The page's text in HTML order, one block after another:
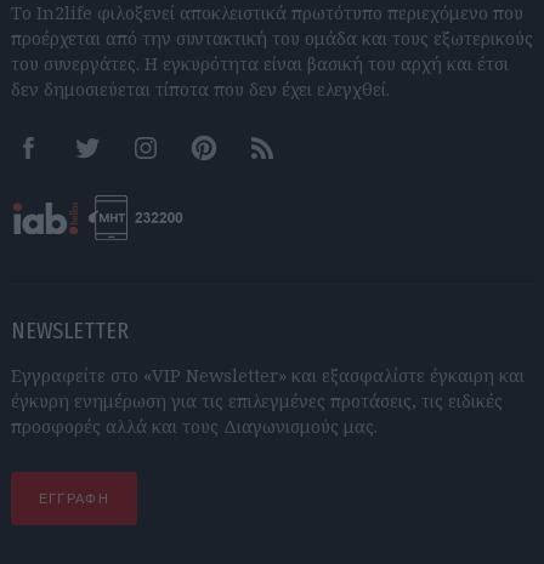
Το In2life φιλοξενεί αποκλειστικά πρωτότυπο περιεχόμενο που
προέρχεται από την συντακτική του ομάδα και τους εξωτερικούς
του συνεργάτες. Η εγκυρότητα είναι βασική του αρχή και έτσι
δεν δημοσιεύεται τίποτα που δεν έχει ελεγχθεί.
FacebookTwitter InstagramPinterestRSS feeds
NEWSLETTER
Εγγραφείτε στο «VIP Newsletter» και εξασφαλίστε έγκαιρη και
έγκυρη ενημέρωση για τις επιλεγμένες προτάσεις, τις ειδικές
προσφορές αλλά και τους Διαγωνισμούς μας.
ΕΓΓΡΑΦΗ